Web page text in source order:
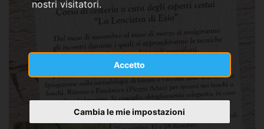
nostri visitatori.
Accetto
Cambia le mie impostazioni